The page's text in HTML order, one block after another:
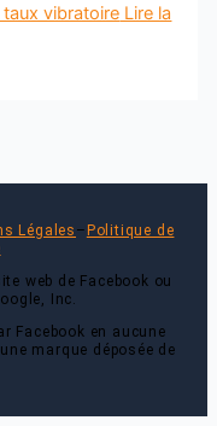
vibratoire Lire la
Légales – Politique de
web de Facebook ou
Inc.
Facebook en aucune
marque déposée de